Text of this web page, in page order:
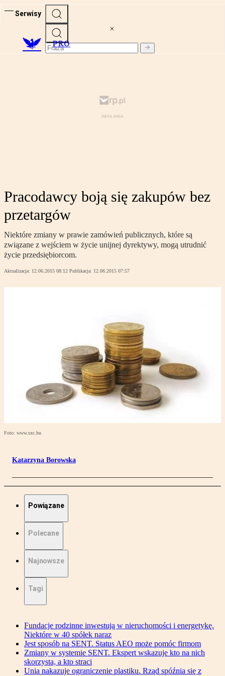
Serwisy
PRO
Pracodawcy boją się zakupów bez
przetargów
Niektóre zmiany w prawie zamówień publicznych, które są
związane z wejściem w życie unijnej dyrektywy, mogą utrudnić
życie przedsiębiorcom.
Aktualizacja: 12.06.2015 08:12 Publikacja: 12.06.2015 07:57
Foto: www.sxc.hu
Katarzyna Borowska
Powiązane
Polecane
Najnowsze
Tagi
Fundacje rodzinne inwestują w nieruchomości i energetykę.
Niektóre w 40 spółek naraz
Jest sposób na SENT. Status AEO może pomóc firmom
Zmiany w systemie SENT. Ekspert wskazuje kto na nich
skorzysta, a kto straci
Unia nakazuje ograniczenie plastiku. Rząd spóźnia się z